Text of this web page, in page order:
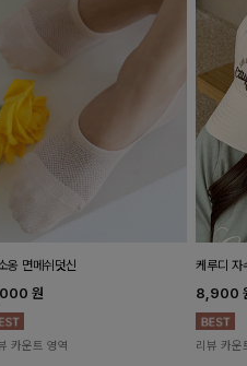
옹 면메쉬덧신
원
카운트 영역
케루디 자
8,900
리뷰 카운